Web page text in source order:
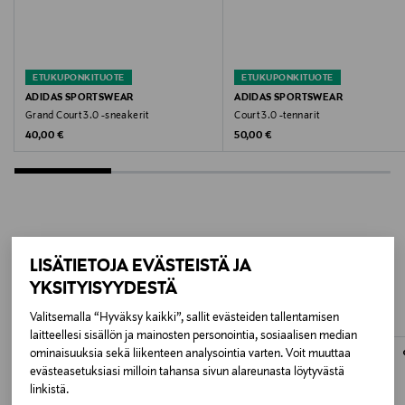
LISÄTIETOJA EVÄSTEISTÄ JA
YKSITYISYYDESTÄ
Valitsemalla “Hyväksy kaikki”, sallit evästeiden tallentamisen
laitteellesi sisällön ja mainosten personointia, sosiaalisen median
ominaisuuksia sekä liikenteen analysointia varten. Voit muuttaa
evästeasetuksiasi milloin tahansa sivun alareunasta löytyvästä
linkistä.
Valmistajan tuotenumero
OPK39
Valmistaja
Valmistajan osoite
Adi-Dassler-Straße 1, 91074 Herzogenaurach, Germany
Digitaalinen osoite
customerservice.fi@adidas-group.com
Avainsanat
ETUKUPONKITUOTE
ADIDAS SPORTSWEAR
Grand Court 3.0 -sneakerit
Original Price
40,00 €
ETUKUPONKITUOTE
ADIDAS SPORTSWEAR
Court 3.0 -tennarit
Original Price
50,00 €
LISÄÄ KIINNOSTAVIA
TUOTTEITA